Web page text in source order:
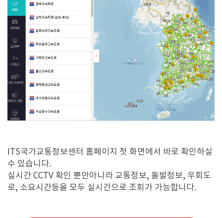
ITS국가교통정보센터 홈페이지 첫 화면에서 바로 확인하실
수 있습니다.
실시간 CCTV 확인 뿐만아니라 교통정보, 돌발정보, 우회도
로, 소요시간등을 모두 실시간으로 조회가 가능합니다.